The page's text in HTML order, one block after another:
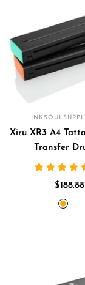
Xiru XR3 A4
Transfer
$188.88